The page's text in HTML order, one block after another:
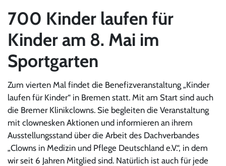
700 Kinder laufen für
Kinder am 8. Mai im
Sportgarten
Zum vierten Mal findet die Benefizveranstaltung „Kinder
laufen für Kinder“ in Bremen statt. Mit am Start sind auch
die Bremer Klinikclowns. Sie begleiten die Veranstaltung
mit clownesken Aktionen und informieren an ihrem
Ausstellungsstand über die Arbeit des Dachverbandes
„Clowns in Medizin und Pflege Deutschland e.V.“, in dem
wir seit 6 Jahren Mitglied sind. Natürlich ist auch für jede